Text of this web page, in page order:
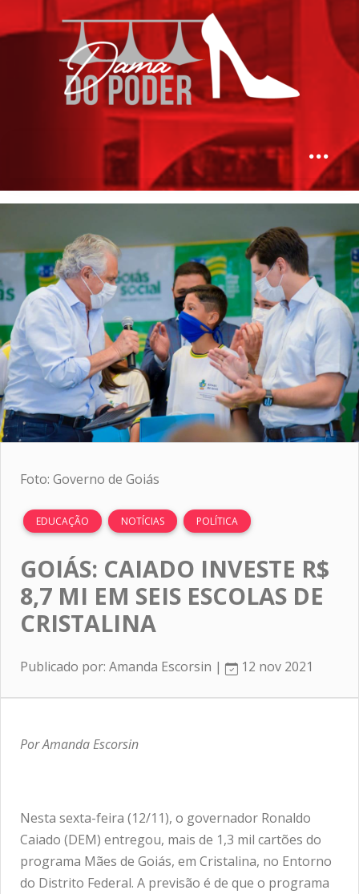
Foto: Governo de Goiás
EDUCAÇÃO NOTÍCIAS POLÍTICA
GOIÁS: CAIADO INVESTE R$
8,7 MI EM SEIS ESCOLAS DE
CRISTALINA
Publicado por: Amanda Escorsin | 12 nov 2021
Por Amanda Escorsin
Nesta sexta-feira (12/11), o governador Ronaldo
Caiado (DEM) entregou, mais de 1,3 mil cartões do
programa Mães de Goiás, em Cristalina, no Entorno
do Distrito Federal. A previsão é de que o programa